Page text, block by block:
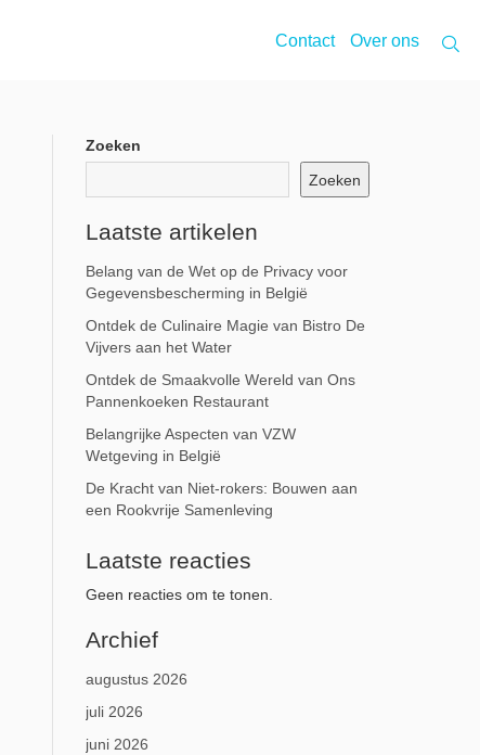
Over ons
Contact
Zoeken
Zoeken
Laatste artikelen
Belang van de Wet op de Privacy voor
Gegevensbescherming in België
Ontdek de Culinaire Magie van Bistro De
Vijvers aan het Water
Ontdek de Smaakvolle Wereld van Ons
Pannenkoeken Restaurant
Belangrijke Aspecten van VZW
Wetgeving in België
De Kracht van Niet-rokers: Bouwen aan
een Rookvrije Samenleving
Laatste reacties
Geen reacties om te tonen.
Archief
augustus 2026
juli 2026
juni 2026